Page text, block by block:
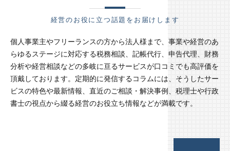
経営のお役に立つ話題をお届けします
個人事業主やフリーランスの方から法人様まで、事業や経営のあ
らゆるステージに対応する税務相談、記帳代行、申告代理、財務
分析や経営相談などの多岐に亘るサービスが口コミでも高評価を
頂戴しております。定期的に発信するコラムには、そうしたサー
ビスの特色や最新情報、直近のご相談・解決事例、税理士や行政
書士の視点から綴る経営のお役立ち情報などが満載です。